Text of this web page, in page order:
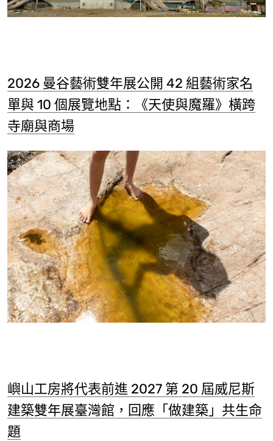
2026 曼谷藝術雙年展公開 42 組藝術家名
單與 10 個展覽地點：《天使與魔羅》橫跨
寺廟與商場
嶼山工房將代表前進 2027 第 20 屆威尼斯
建築雙年展臺灣館，回應「做建築」共生命
題